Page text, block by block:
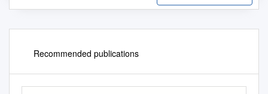
Recommended publications